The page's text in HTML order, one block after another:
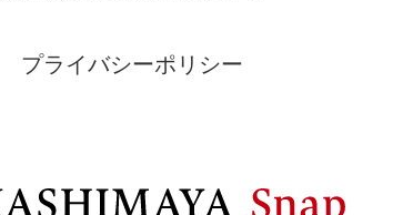
プライバシーポリシー